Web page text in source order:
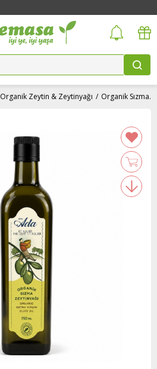
Organik Zeytin & Zeytinyağı Organik Sızma Zeytinyağı (750 ml) Elta Ada